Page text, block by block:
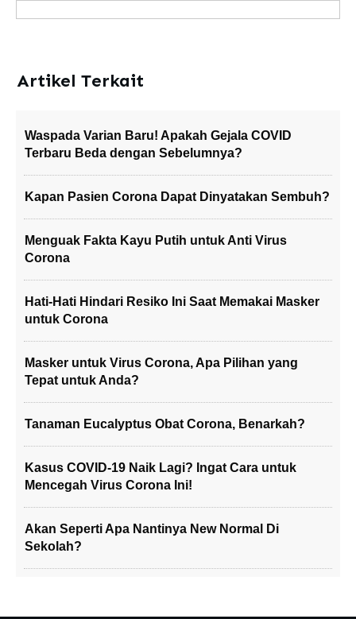
Artikel Terkait
Waspada Varian Baru! Apakah Gejala COVID
Terbaru Beda dengan Sebelumnya?
Kapan Pasien Corona Dapat Dinyatakan Sembuh?
Menguak Fakta Kayu Putih untuk Anti Virus
Corona
Hati-Hati Hindari Resiko Ini Saat Memakai Masker
untuk Corona
Masker untuk Virus Corona, Apa Pilihan yang
Tepat untuk Anda?
Tanaman Eucalyptus Obat Corona, Benarkah?
Kasus COVID-19 Naik Lagi? Ingat Cara untuk
Mencegah Virus Corona Ini!
Akan Seperti Apa Nantinya New Normal Di
Sekolah?